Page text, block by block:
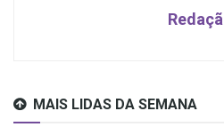
MAIS LIDAS DA SEMANA